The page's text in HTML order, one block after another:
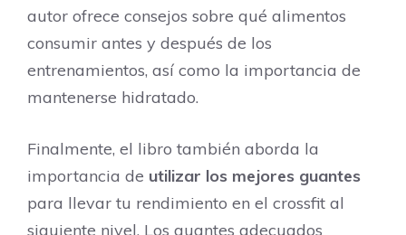
autor ofrece consejos sobre qué alimentos
consumir antes y después de los
entrenamientos, así como la importancia de
mantenerse hidratado.
Finalmente, el libro también aborda la
importancia de utilizar los mejores guantes
para llevar tu rendimiento en el crossfit al
siguiente nivel. Los guantes adecuados